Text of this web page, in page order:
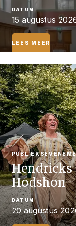
DATUM
15 augustus
LEES MEER
Hendricks
Hodshon
DATUM
20 augustus